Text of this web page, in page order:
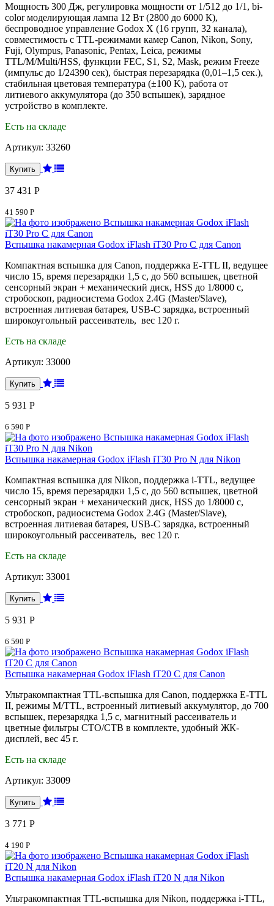
Мощность 300 Дж, регулировка мощности от 1/512 до 1/1, bi-
color моделирующая лампа 12 Вт (2800 до 6000 К),
беспроводное управление Godox X (16 групп, 32 канала),
совместимость с TTL-режимами камер Canon, Nikon, Sony,
Fuji, Olympus, Panasonic, Pentax, Leica, режимы
TTL/M/Multi/HSS, функции FEC, S1, S2, Mask, режим Freeze
(импульс до 1/24390 сек), быстрая перезарядка (0,01–1,5 сек.),
стабильная цветовая температура (±100 K), работа от
литиевого аккумулятора (до 350 вспышек), зарядное
устройство в комплекте.
Есть на складе
Артикул: 33260
37 431 Р
41 590 Р
Вспышка накамерная Godox iFlash iT30 Pro C для Canon
Компактная вспышка для Canon, поддержка E-TTL II, ведущее
число 15, время перезарядки 1,5 с, до 560 вспышек, цветной
сенсорный экран + механический диск, HSS до 1/8000 с,
стробоскоп, радиосистема Godox 2.4G (Master/Slave),
встроенная литиевая батарея, USB-C зарядка, встроенный
широкоугольный рассеиватель, вес 120 г.
Есть на складе
Артикул: 33000
5 931 Р
6 590 Р
Вспышка накамерная Godox iFlash iT30 Pro N для Nikon
Компактная вспышка для Nikon, поддержка i-TTL, ведущее
число 15, время перезарядки 1,5 с, до 560 вспышек, цветной
сенсорный экран + механический диск, HSS до 1/8000 с,
стробоскоп, радиосистема Godox 2.4G (Master/Slave),
встроенная литиевая батарея, USB-C зарядка, встроенный
широкоугольный рассеиватель, вес 120 г.
Есть на складе
Артикул: 33001
5 931 Р
6 590 Р
Вспышка накамерная Godox iFlash iT20 C для Canon
Ультракомпактная TTL-вспышка для Canon, поддержка E-TTL
II, режимы M/TTL, встроенный литиевый аккумулятор, до 700
вспышек, перезарядка 1,5 с, магнитный рассеиватель и
цветные фильтры CTO/CTB в комплекте, удобный ЖК-
дисплей, вес 45 г.
Есть на складе
Артикул: 33009
3 771 Р
4 190 Р
Вспышка накамерная Godox iFlash iT20 N для Nikon
Ультракомпактная TTL-вспышка для Nikon, поддержка i-TTL,